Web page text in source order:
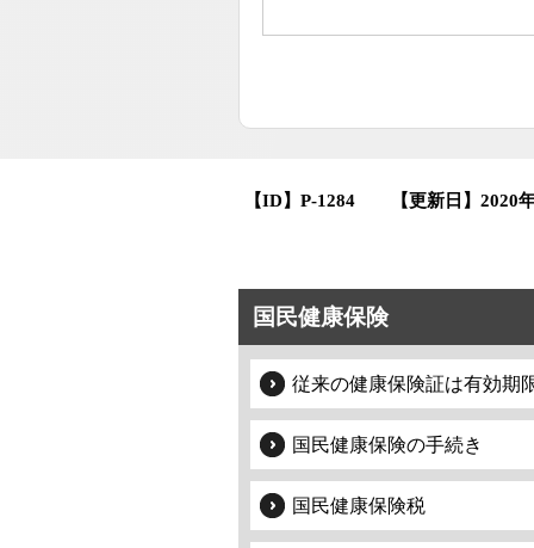
【ID】 P-1284 【更新日】 2020
国民健康保険
従来の健康保険証は有効期
国民健康保険の手続き
国民健康保険税